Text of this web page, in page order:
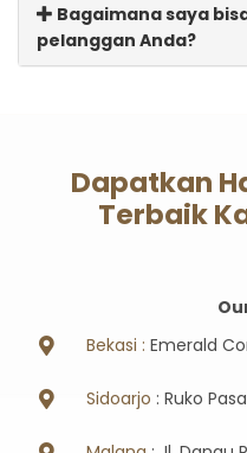
Bagaimana saya
pelanggan Anda?
Dapatkan
Terbaik
Bekasi : Emerald
Sidoarjo : Ruko